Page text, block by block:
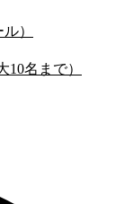
）
名まで）